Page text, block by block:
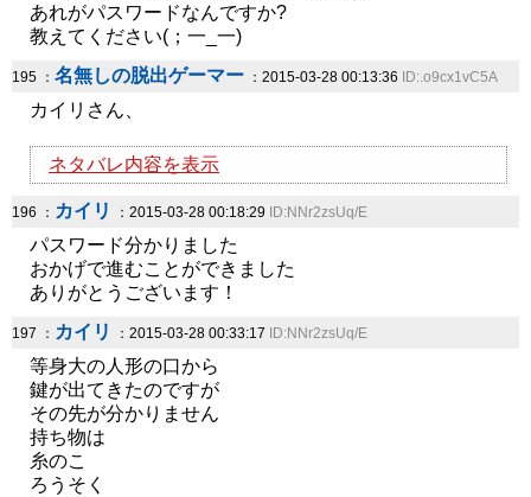
あれがパスワードなんですか?
教えてください(；一_一)
195 ： 名無しの脱出ゲーマー ：2015-03-28 00:13:36 ID:.o9cx1vC5A
カイリさん、
ネタバレ内容を表示
196 ： カイリ ：2015-03-28 00:18:29 ID:NNr2zsUq/E
パスワード分かりました
おかげで進むことができました
ありがとうございます！
197 ： カイリ ：2015-03-28 00:33:17 ID:NNr2zsUq/E
等身大の人形の口から
鍵が出てきたのですが
その先が分かりません
持ち物は
糸のこ
ろうそく